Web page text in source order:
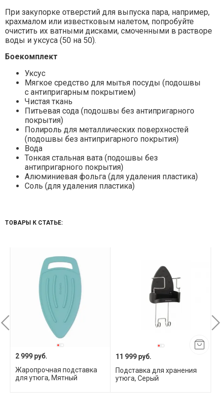
При закупорке отверстий для выпуска пара, например,
крахмалом или известковым налетом, попробуйте
очистить их ватными дисками, смоченными в растворе
воды и уксуса (50 на 50).
Боекомплект
Уксус
Мягкое средство для мытья посуды (подошвы
с антипригарным покрытием)
Чистая ткань
Питьевая сода (подошвы без антипригарного
покрытия)
Полироль для металлических поверхностей
(подошвы без антипригарного покрытия)
Вода
Тонкая стальная вата (подошвы без
антипригарного покрытия)
Алюминиевая фольга (для удаления пластика)
Соль (для удаления пластика)
ТОВАРЫ К СТАТЬЕ:
2 999 руб.
Жаропрочная подставка
для утюга, Мятный
11 999 руб.
Подставка для хранения
утюга, Серый